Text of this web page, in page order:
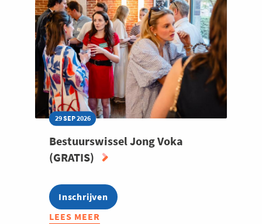
BEERSCHOT
V.A.
(GRATIS)
29 SEP 2026
Bestuurswissel Jong Voka
(GRATIS)
Inschrijven
LEES MEER
ABOUT